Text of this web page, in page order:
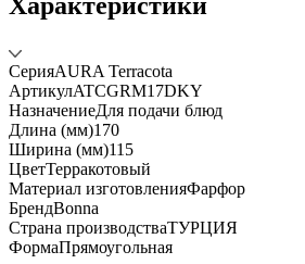
СерияAURA Terracota
АртикулATCGRM17DKY
НазначениеДля подачи блюд
Длина (мм)170
Ширина (мм)115
ЦветТерракотовый
Материал изготовленияФарфор
БрендBonna
Страна производстваТУРЦИЯ
ФормаПрямоугольная